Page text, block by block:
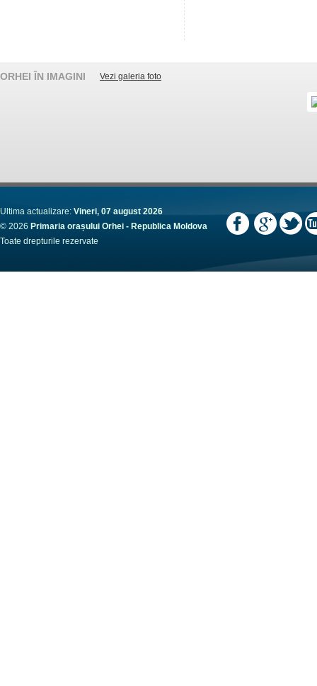
ORHEI ÎN IMAGINI Vezi galeria foto
Ultima actualizare: Vineri, 07 august 2026
© 2026 Primaria orașului Orhei - Republica Moldova
Toate drepturile rezervate